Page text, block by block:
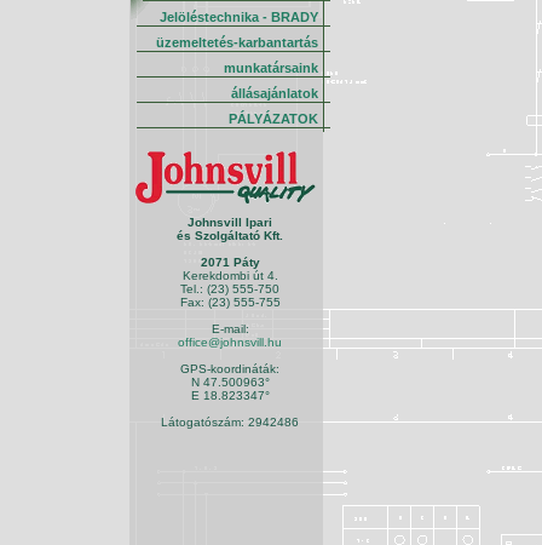
Jelöléstechnika - BRADY
üzemeltetés-karbantartás
munkatársaink
állásajánlatok
PÁLYÁZATOK
Johnsvill Ipari
és Szolgáltató Kft.
2071 Páty
Kerekdombi út 4.
Tel.: (23) 555-750
Fax: (23) 555-755
E-mail:
office@johnsvill.hu
GPS-koordináták:
N 47.500963°
E 18.823347°
Látogatószám: 2942486